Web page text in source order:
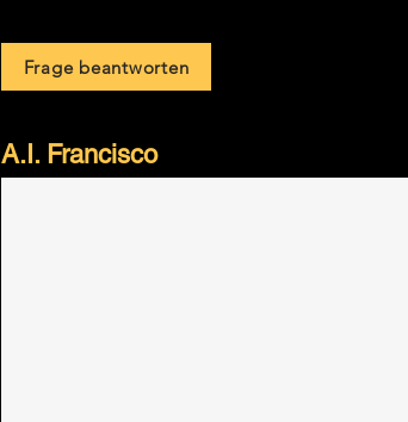
Frage beantworten
A.I. Francisco